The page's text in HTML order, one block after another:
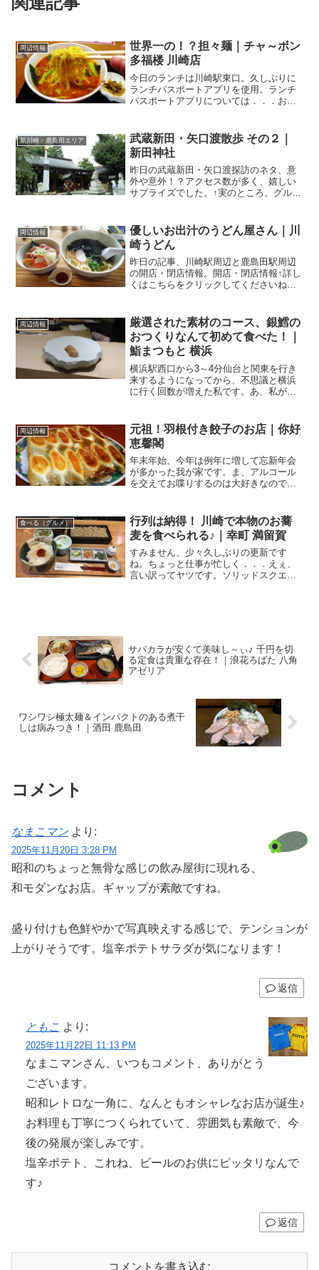
周辺情報
世界一の！？担々麺｜チャ～ボン
多福楼 川崎店
今日のランチは川崎駅東口。久しぶりに
ランチパスポートアプリを使用。ランチ
パスポートアプリについては．．．お得
してくださいね。一言で言うと、ランチ
をお得に食べられるアプ...
新川崎・鹿島田エリア
武蔵新田・矢口渡散歩 その２｜
新田神社
昨日の武蔵新田・矢口渡探訪のネタ、意
外や意外！？アクセス数が多く、嬉しい
サプライズでした。↑実のところ、グルメ
とで、もう少し、このネタ、引っ張って
みようかなと．．．(...
周辺情報
優しいお出汁のうどん屋さん｜川
崎うどん
昨日の記事、川崎駅周辺と鹿島田駅周辺
の開店・閉店情報。開店・閉店情報↑詳し
くはこちらをクリックしてくださいね。
見慣れぬ看板！あれ、こんなところにこ
んなお店、あったっけ？...
周辺情報
厳選された素材のコース、銀鱈の
おつくりなんて初めて食べた！｜
鮨まつもと 横浜
横浜駅西口から3～4分仙台と関東を行き
来するようになってから、不思議と横浜
に行く回数が増えた私です。あ、私が川
お隣さんである鶴見や、北のお隣さんの
蒲田は完全に生活圏内。...
周辺情報
元祖！羽根付き餃子のお店｜你好
恵馨閣
年末年始、今年は例年に増して忘新年会
が多かった我が家です。ま、アルコール
を交えてお喋りするのは大好きなので良
子。蒲田の羽根付き餃子は御三家と呼ば
れる三名店があります。歓...
食べる（グルメ）
行列は納得！ 川崎で本物のお蕎
麦を食べられる♪｜幸町 満留賀
すみません、少々久しぶりの更新です
ね。ちょっと仕事が忙しく．．．えぇ、
言い訳ってヤツです。ソリッドスクエア
サバカラが安くて美味し～ぃ♪ 千円を切
る定食は貴重な存在！｜浪花ろばた 八角
アゼリア
ワシワシ極太麺＆インパクトのある煮干
しは病みつき！｜酒田 鹿島田
コメント
なまこマン より:
2025年11月20日 3:28 PM
昭和のちょっと無骨な感じの飲み屋街に現れる、
和モダンなお店。ギャップが素敵ですね。
盛り付けも色鮮やかで写真映えする感じで、テンションが
上がりそうです。塩辛ポテトサラダが気になります！
返信
ともこ より:
2025年11月22日 11:13 PM
なまこマンさん、いつもコメント、ありがとう
ございます。
昭和レトロな一角に、なんともオシャレなお店が誕生♪
お料理も丁寧につくられていて、雰囲気も素敵で、今
後の発展が楽しみです。
塩辛ポテト、これね、ビールのお供にピッタリなんで
す♪
返信
コメントを書き込む